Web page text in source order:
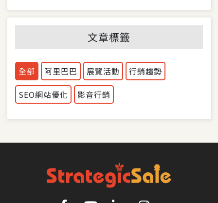
文章標籤
全部 阿里巴巴 展覽活動
行銷趨勢
SEO網站優化
影音行銷